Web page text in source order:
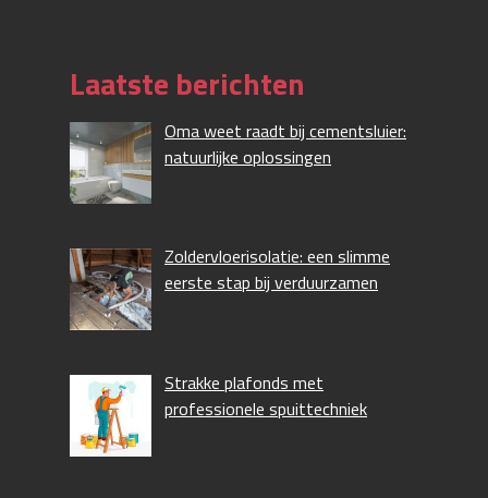
Laatste berichten
Oma weet raadt bij cementsluier:
natuurlijke oplossingen
Zoldervloerisolatie: een slimme
eerste stap bij verduurzamen
Strakke plafonds met
professionele spuittechniek